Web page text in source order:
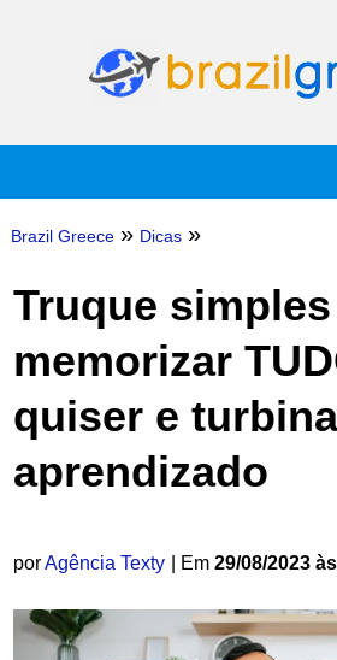
Brazil Greece » Dicas »
Truque
memorizar
quiser e
aprendizado
porAgência Texty | Em 29/08/2023